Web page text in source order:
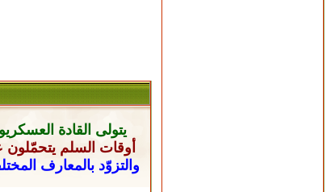
يتولى القادة
أوقات السلم يتحمّلون
والتزوّد بالمعارف